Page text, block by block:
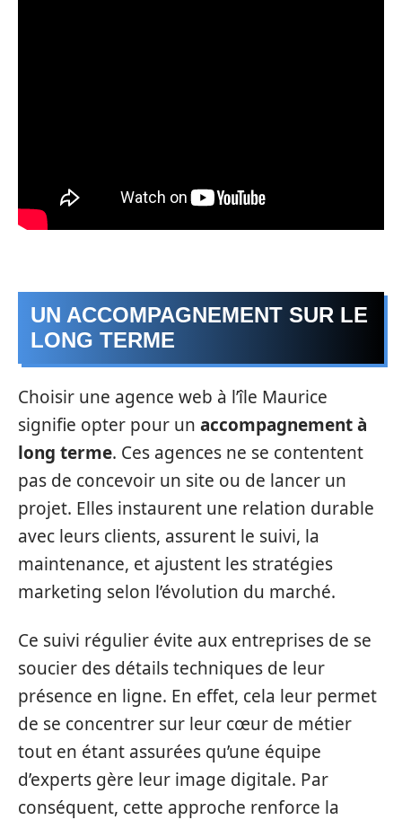
UN ACCOMPAGNEMENT SUR LE
LONG TERME
Choisir une agence web à l’île Maurice
signifie opter pour un accompagnement à
long terme. Ces agences ne se contentent
pas de concevoir un site ou de lancer un
projet. Elles instaurent une relation durable
avec leurs clients, assurent le suivi, la
maintenance, et ajustent les stratégies
marketing selon l’évolution du marché.
Ce suivi régulier évite aux entreprises de se
soucier des détails techniques de leur
présence en ligne. En effet, cela leur permet
de se concentrer sur leur cœur de métier
tout en étant assurées qu’une équipe
d’experts gère leur image digitale. Par
conséquent, cette approche renforce la